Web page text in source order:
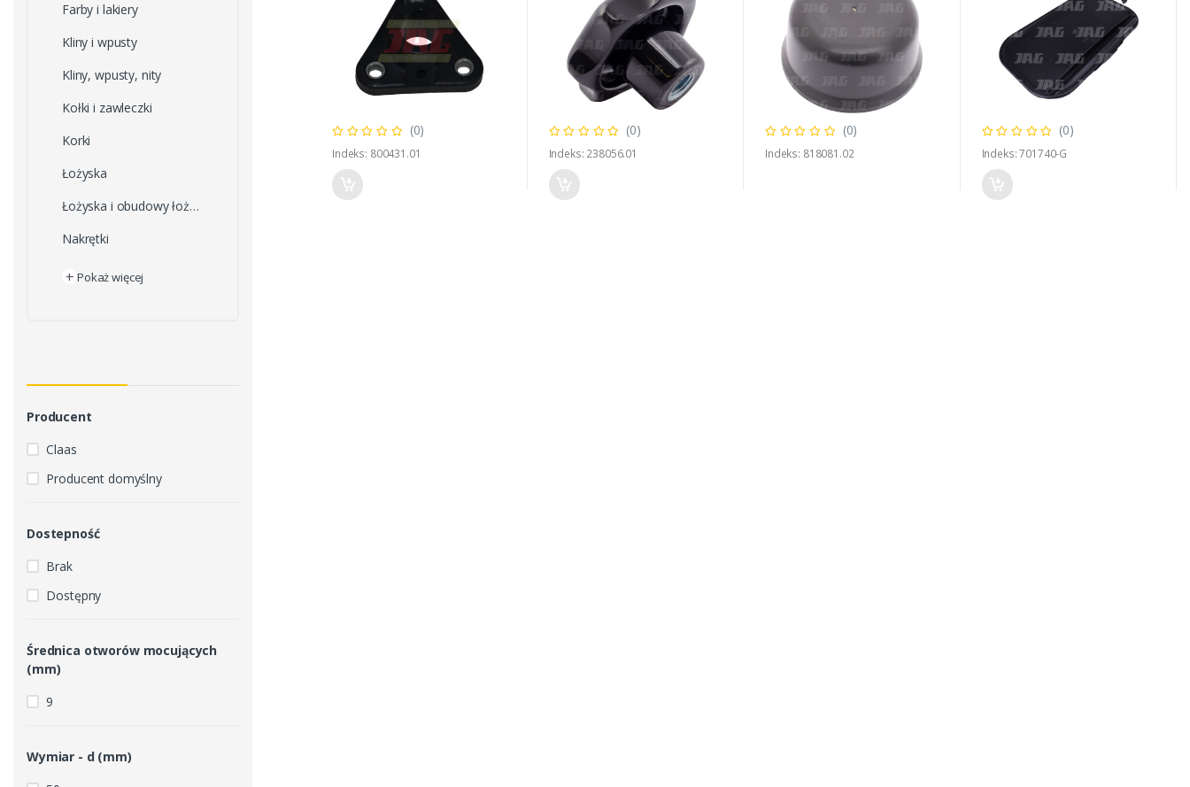
Farby i lakiery
Kliny i wpusty
Kliny, wpusty, nity
Kołki i zawleczki
Korki
Łożyska
Łożyska i obudowy łożysk
Nakrętki
+ Pokaż więcej
Producent
Claas
Producent domyślny
Dostepność
Brak
Dostępny
Średnica otworów mocujących
(mm)
9
Wymiar - d (mm)
(0)
Indeks: 800431.01
(0)
Indeks: 238056.01
(0)
Indeks: 818081.02
(0)
Indeks: 701740-G